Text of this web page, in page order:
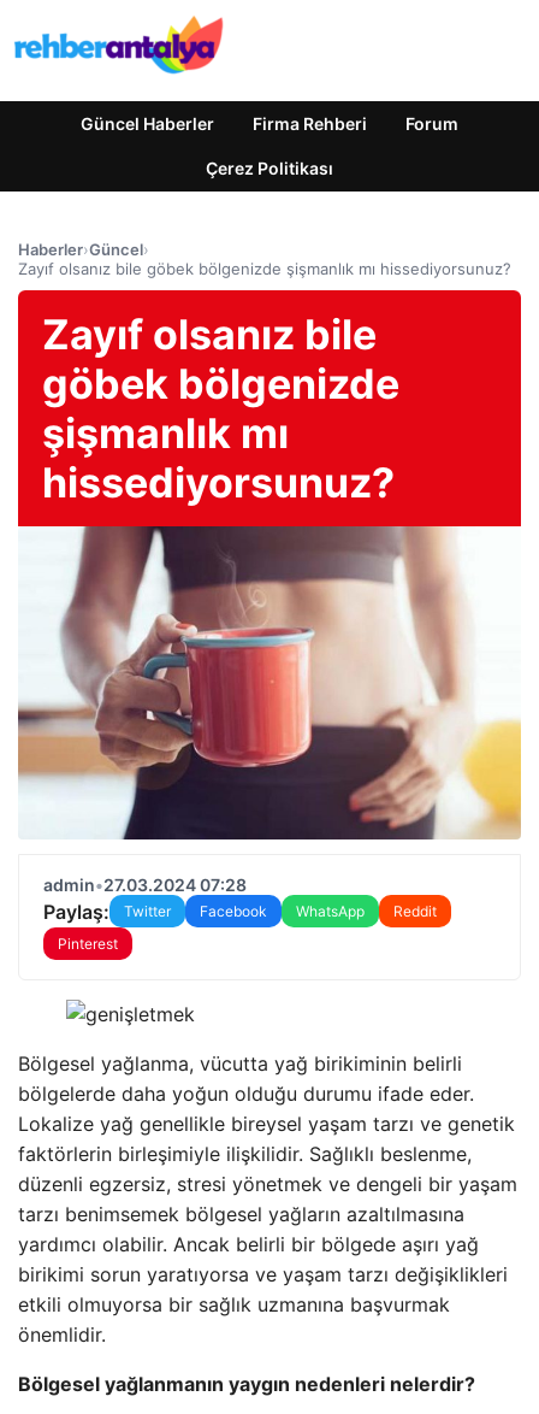
Güncel Haberler Firma Rehberi Forum
Çerez Politikası
Haberler›Güncel›
Zayıf olsanız bile göbek bölgenizde şişmanlık mı hissediyorsunuz?
Zayıf olsanız bile
göbek bölgenizde
şişmanlık mı
hissediyorsunuz?
admin•27.03.2024 07:28
Paylaş: Twitter Facebook WhatsApp
Reddit
Pinterest
Bölgesel yağlanma, vücutta yağ birikiminin belirli
bölgelerde daha yoğun olduğu durumu ifade eder.
Lokalize yağ genellikle bireysel yaşam tarzı ve genetik
faktörlerin birleşimiyle ilişkilidir. Sağlıklı beslenme,
düzenli egzersiz, stresi yönetmek ve dengeli bir yaşam
tarzı benimsemek bölgesel yağların azaltılmasına
yardımcı olabilir. Ancak belirli bir bölgede aşırı yağ
birikimi sorun yaratıyorsa ve yaşam tarzı değişiklikleri
etkili olmuyorsa bir sağlık uzmanına başvurmak
önemlidir.
Bölgesel yağlanmanın yaygın nedenleri nelerdir?